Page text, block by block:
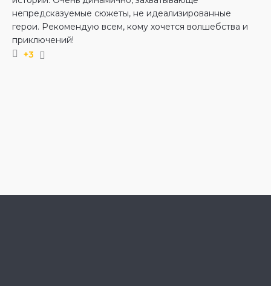
непредсказуемые сюжеты, не идеализированные
герои. Рекомендую всем, кому хочется волшебства и
приключений!
+3